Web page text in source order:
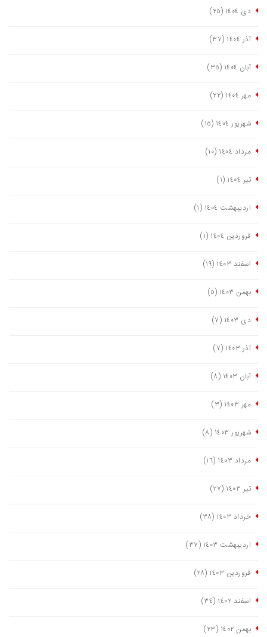
دی ١٤٠٤ (٢٥)
آذر ١٤٠٤ (٣٧)
آبان ١٤٠٤ (٣٥)
مهر ١٤٠٤ (٢٢)
شهریور ١٤٠٤ (١٥)
مرداد ١٤٠٤ (١٠)
تیر ١٤٠٤ (١)
اردیبهشت ١٤٠٤ (١)
فروردین ١٤٠٤ (١)
اسفند ١٤٠٣ (١٩)
بهمن ١٤٠٣ (٥)
دی ١٤٠٣ (٧)
آذر ١٤٠٣ (٧)
آبان ١٤٠٣ (٨)
مهر ١٤٠٣ (٣)
شهریور ١٤٠٣ (٨)
مرداد ١٤٠٣ (١٦)
تیر ١٤٠٣ (٢٧)
خرداد ١٤٠٣ (٣٨)
اردیبهشت ١٤٠٣ (٣٧)
فروردین ١٤٠٣ (٢٨)
اسفند ١٤٠٢ (٣٤)
بهمن ١٤٠٢ (٢٣)